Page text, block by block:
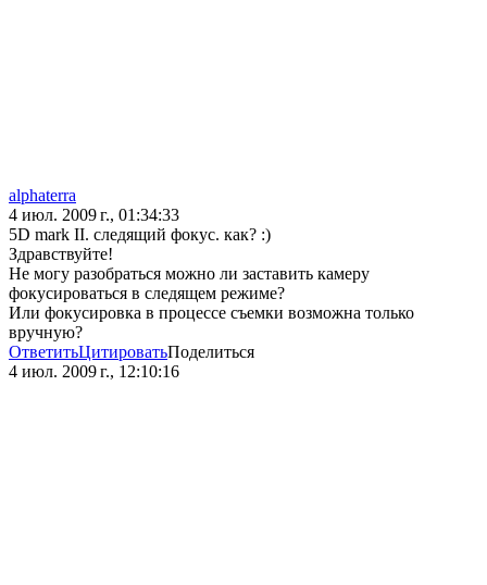
alphaterra
4 июл. 2009 г., 01:34:33
5D mark II. следящий фокус. как? :)
Здравствуйте!
Не могу разобраться можно ли заставить камеру
фокусироваться в следящем режиме?
Или фокусировка в процессе съемки возможна только
вручную?
ОтветитьЦитироватьПоделиться
4 июл. 2009 г., 12:10:16